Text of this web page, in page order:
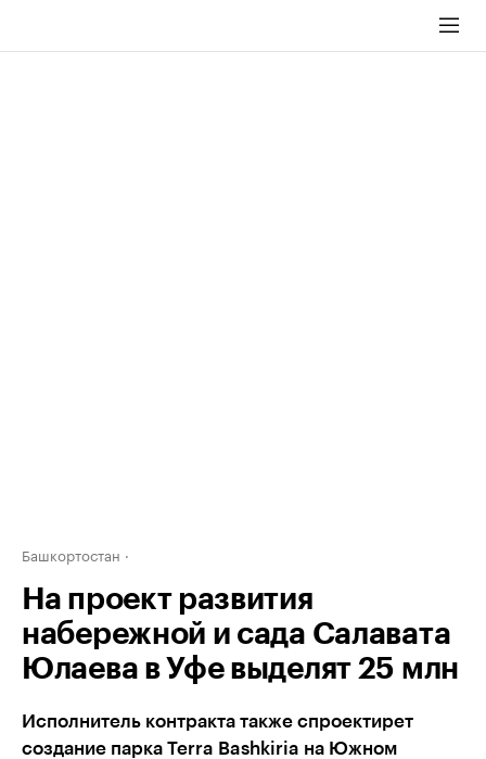
Башкортостан
На проект развития
набережной и сада Салавата
Юлаева в Уфе выделят 25 млн
Исполнитель контракта также спроектирет
создание парка Terra Bashkiria на Южном